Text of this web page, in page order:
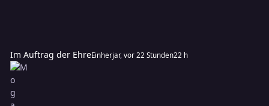
Im Auftrag der EhreEinherjar, vor 22 Stunden22 h